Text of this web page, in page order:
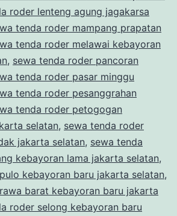
roder lenteng agung jagakarsa
tenda roder mampang prapatan
tenda roder melawai kebayoran
, sewa tenda roder pancoran
tenda roder pasar minggu
tenda roder pesanggrahan
tenda roder petogogan
selatan, sewa tenda roder
jakarta selatan, sewa tenda
kebayoran lama jakarta selatan,
kebayoran baru jakarta selatan,
barat kebayoran baru jakarta
roder selong kebayoran baru